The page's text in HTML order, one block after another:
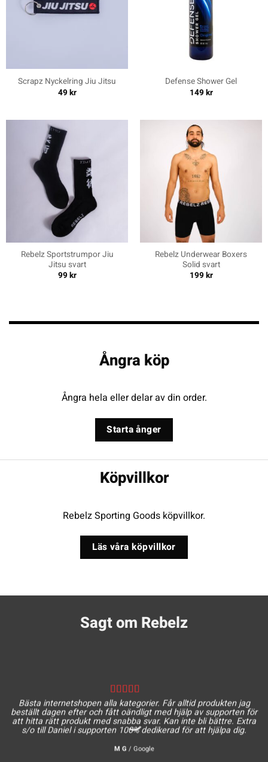
Scrapz Nyckelring Jiu Jitsu
49kr
Defense Shower Gel
149kr
Rebelz Sportstrumpor Jiu
Jitsu svart
99kr
Rebelz Underwear Boxers
Solid svart
199kr
Ångra köp
Ångra hela eller delar av din order.
Starta ånger
Köpvillkor
Rebelz Sporting Goods köpvillkor.
Läs våra köpvillkor
Sagt om Rebelz
Bästa internetshopen alla kategorier. Får alltid produkten jag
beställt dagen efter och fått oändligt med hjälp av supporten för
att hitta rätt produkt med snabba svar. Kan inte bli bättre. Extra
s/o till Daniel i supporten 100% dedikerad för att hjälpa dig.
M G / Google